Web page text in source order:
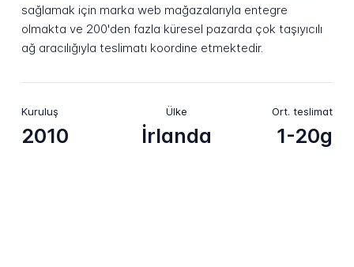
sağlamak için marka web mağazalarıyla entegre
olmakta ve 200'den fazla küresel pazarda çok taşıyıcılı
ağ aracılığıyla teslimatı koordine etmektedir.
Kuruluş
2010
Ülke
İrlanda
Ort. teslimat
1-20g